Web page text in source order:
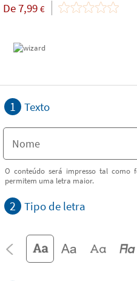
De7,99 €
1 Texto
O conteúdo será impresso tal como
permitem uma letra maior.
2 Tipo de letra